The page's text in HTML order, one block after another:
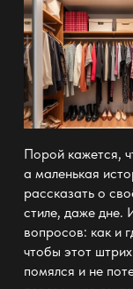
Порой кажется,
а маленькая
рассказать о
стиле, даже дне.
вопросов: как и
чтобы этот
помялся и не